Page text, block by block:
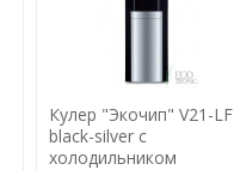
Кулер "Экочип" V21-LF
black-silver с
холодильником